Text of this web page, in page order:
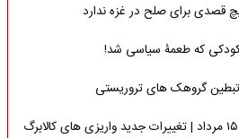
قصدی برای صلح در غزه ندارد
که طعمۀ سیاسی شد!